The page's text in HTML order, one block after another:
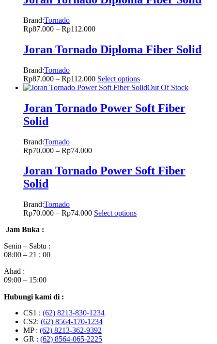
Brand:Tornado
Rp87.000 – Rp112.000
Joran Tornado Diploma Fiber Solid
Brand:Tornado
Rp87.000 – Rp112.000 Select options
Out Of Stock
Joran Tornado Power Soft Fiber
Solid
Brand:Tornado
Rp70.000 – Rp74.000
Joran Tornado Power Soft Fiber
Solid
Brand:Tornado
Rp70.000 – Rp74.000 Select options
Jam Buka :
Senin – Sabtu :
08:00 – 21 : 00
Ahad :
09:00 – 15:00
Hubungi kami di :
CS1 : (62) 8213-830-1234
CS2: (62) 8564-170-1234
MP : (62) 8213-362-9392
GR : (62) 8564-065-2225